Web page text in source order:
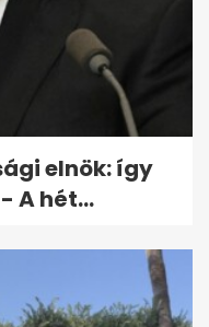
térképen
a Hold
elnök: így
A hét...